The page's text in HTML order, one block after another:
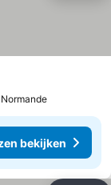
bekijken